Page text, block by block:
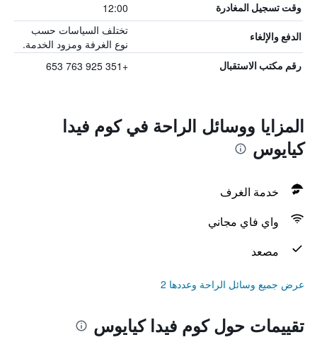
وقت تسجيل المغادرة 12:00
الدفع والإلغاء
تختلف السياسات حسب
نوع الغرفة ومزود الخدمة.
رقم مكتب الاستقبال +351 925 763 653
المزايا ووسائل الراحة في كوم فيدا
كيايوس
خدمة الغرف
واي فاي مجاني
مصعد
عرض جميع وسائل الراحة وعددها 2
تقييمات حول كوم فيدا كيايوس